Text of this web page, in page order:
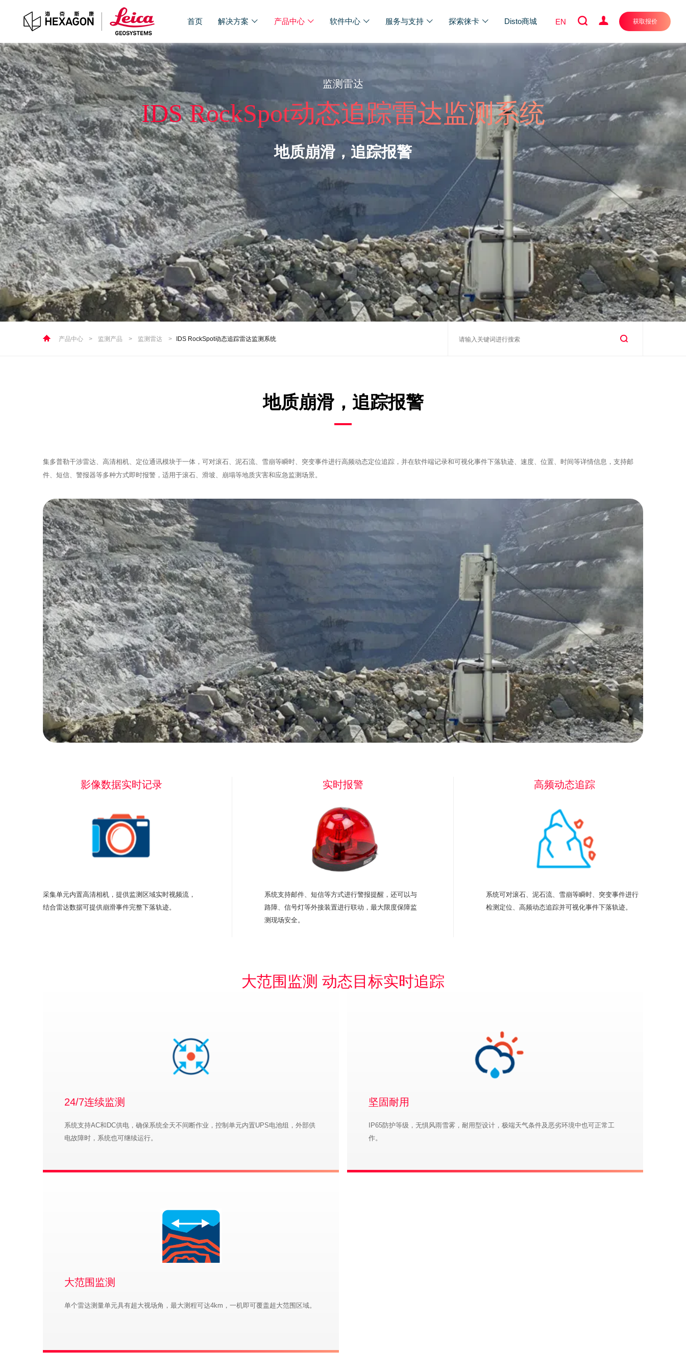
首页 解决方案 产品中心 软件中心 服务与支持 探索徕卡 Disto商城 EN 获取报价
监测雷达
IDS RockSpot动态追踪雷达监测系统
地质崩滑，追踪报警
产品中心 > 监测产品 > 监测雷达 > IDS RockSpot动态追踪雷达监测系统
地质崩滑，追踪报警
集多普勒干涉雷达、高清相机、定位通讯模块于一体，可对滚石、泥石流、雪崩等瞬时、突变事件进行高频动态定位追踪，并在软件端记录和可视化事件下落轨迹、速度、位置、时间等详情信息，支持邮
件、短信、警报器等多种方式即时报警，适用于滚石、滑坡、崩塌等地质灾害和应急监测场景。
影像数据实时记录
采集单元内置高清相机，提供监测区域实时视频流，
结合雷达数据可提供崩滑事件完整下落轨迹。
实时报警
系统支持邮件、短信等方式进行警报提醒，还可以与
路障、信号灯等外接装置进行联动，最大限度保障监
测现场安全。
高频动态追踪
系统可对滚石、泥石流、雪崩等瞬时、突变事件进行
检测定位、高频动态追踪并可视化事件下落轨迹。
大范围监测 动态目标实时追踪
24/7连续监测
系统支持AC和DC供电，确保系统全天不间断作业，控制单元内置UPS电池组，外部供
电故障时，系统也可继续运行。
坚固耐用
IP65防护等级，无惧风雨雪雾，耐用型设计，极端天气条件及恶劣环境中也可正常工
作。
大范围监测
单个雷达测量单元具有超大视场角，最大测程可达4km，一机即可覆盖超大范围区域。